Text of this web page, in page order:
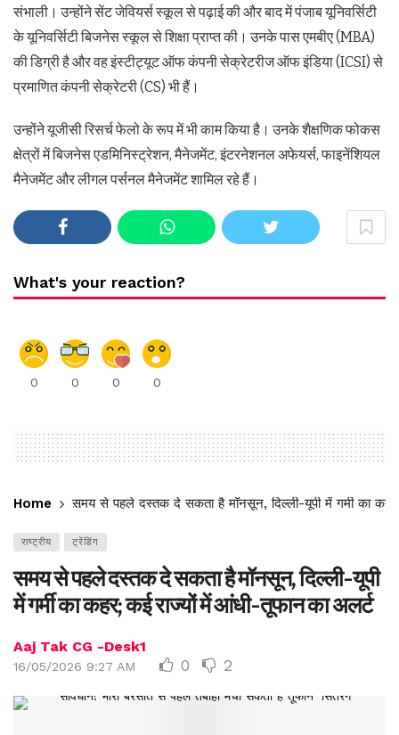
संभाली। उन्होंने सेंट जेवियर्स स्कूल से पढ़ाई की और बाद में पंजाब यूनिवर्सिटी
के यूनिवर्सिटी बिजनेस स्कूल से शिक्षा प्राप्त की। उनके पास एमबीए (MBA)
की डिग्री है और वह इंस्टीट्यूट ऑफ कंपनी सेक्रेटरीज ऑफ इंडिया (ICSI) से
प्रमाणित कंपनी सेक्रेटरी (CS) भी हैं।
उन्होंने यूजीसी रिसर्च फेलो के रूप में भी काम किया है। उनके शैक्षणिक फोकस
क्षेत्रों में बिजनेस एडमिनिस्ट्रेशन, मैनेजमेंट, इंटरनेशनल अफेयर्स, फाइनेंशियल
मैनेजमेंट और लीगल पर्सनल मैनेजमेंट शामिल रहे हैं।
What's your reaction?
0 0 0 0
Home समय से पहले दस्तक दे सकता है मॉनसून, दिल्ली-यूपी में गर्मी का
राष्ट्रीय ट्रेंडिंग
समय से पहले दस्तक दे सकता है मॉनसून, दिल्ली-यूपी
में गर्मी का कहर; कई राज्यों में आंधी-तूफान का अलर्ट
Aaj Tak CG -Desk1
16/05/2026 9:27 AM 0 2